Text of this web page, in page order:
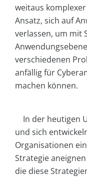
weitaus
Ansatz, sich auf
verlassen, um mit
verschiedenen
anfällig für
machen können.
In der heutigen
und sich
Organisationen
Strategie
die diese